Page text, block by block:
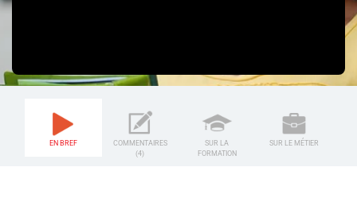
EN BREF
COMMENTAIRES
(4)
SUR LA
FORMATION
SUR LE MÉTIER